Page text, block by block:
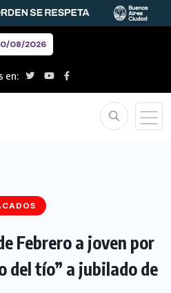
08/2026
en:
Febrero a joven por
del tío” a jubilado de